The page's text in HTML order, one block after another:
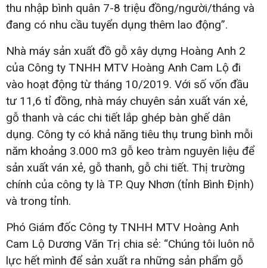
thu nhập bình quân 7-8 triệu đồng/người/tháng và
đang có nhu cầu tuyển dụng thêm lao động”.
Nhà máy sản xuất đồ gỗ xây dựng Hoàng Anh 2
của Công ty TNHH MTV Hoàng Anh Cam Lộ đi
vào hoạt động từ tháng 10/2019. Với số vốn đầu
tư 11,6 tỉ đồng, nhà máy chuyên sản xuất ván xẻ,
gỗ thanh và các chi tiết lắp ghép bàn ghế dân
dụng. Công ty có khả năng tiêu thụ trung bình mỗi
năm khoảng 3.000 m3 gỗ keo tràm nguyên liệu để
sản xuất ván xẻ, gỗ thanh, gỗ chi tiết. Thị trường
chính của công ty là TP. Quy Nhơn (tỉnh Bình Định)
và trong tỉnh.
Phó Giám đốc Công ty TNHH MTV Hoàng Anh
Cam Lộ Dương Văn Trị chia sẻ: “Chúng tôi luôn nỗ
lực hết mình để sản xuất ra những sản phẩm gỗ